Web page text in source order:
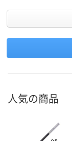
人気の商品